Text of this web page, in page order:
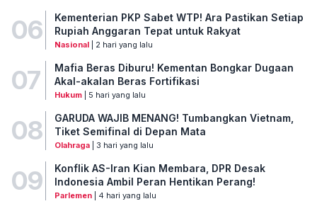
06
Kementerian PKP Sabet WTP! Ara Pastikan Setiap
Rupiah Anggaran Tepat untuk Rakyat
Nasional| 2 hari yang lalu
07
Mafia Beras Diburu! Kementan Bongkar Dugaan
Akal-akalan Beras Fortifikasi
Hukum| 5 hari yang lalu
08
GARUDA WAJIB MENANG! Tumbangkan Vietnam,
Tiket Semifinal di Depan Mata
Olahraga| 3 hari yang lalu
09
Konflik AS-Iran Kian Membara, DPR Desak
Indonesia Ambil Peran Hentikan Perang!
Parlemen| 4 hari yang lalu